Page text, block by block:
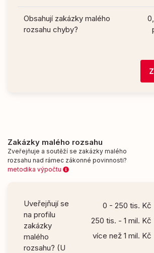
Obsahují zakázky malého
rozsahu chyby?
Zakázky malého rozsahu
Zveřejňuje a soutěží se zakázky malého
rozsahu nad rámec zákonné povinnosti?
metodika výpočtu
Uveřejňují se
na profilu
zakázky
malého
rozsahu? (U
0 - 250 tis. Kč
250 tis. - 1 mil. Kč
více než 1 mil. Kč